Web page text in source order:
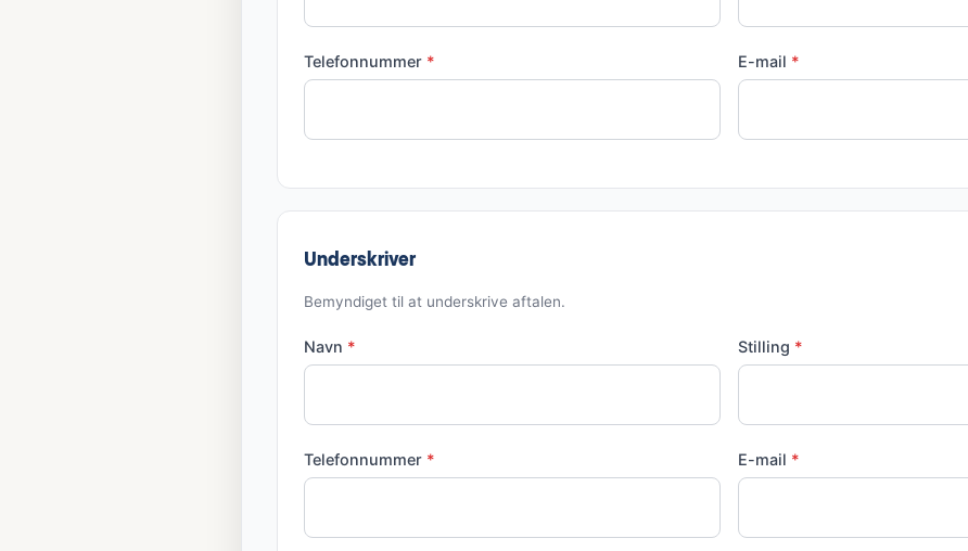
Telefonnummer * E-mail *
Underskriver
Bemyndiget til at underskrive aftalen.
Navn * Stilling *
Telefonnummer * E-mail *